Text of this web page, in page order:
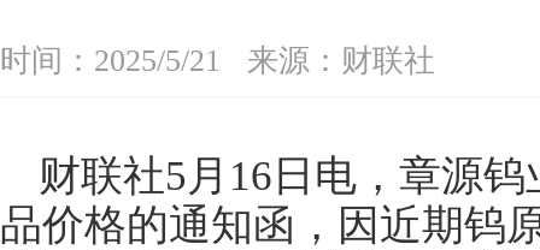
时间：2025/5/21 来源：财联社
财联社5月16日电，章源
品价格的通知函，因近期钨